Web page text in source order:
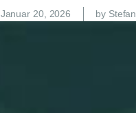
Januar 20, 2026 by